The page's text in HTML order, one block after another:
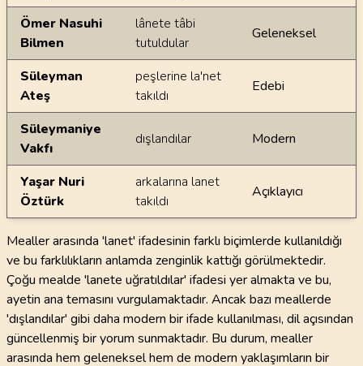
Ömer Nasuhi
Bilmen
lânete tâbi
tutuldular
Geleneksel
Süleyman
Ateş
peşlerine la'net
takıldı
Edebi
Süleymaniye
Vakfı
dışlandılar Modern
Yaşar Nuri
Öztürk
arkalarına lanet
takıldı
Açıklayıcı
Mealler arasında 'lanet' ifadesinin farklı biçimlerde kullanıldığı
ve bu farklılıkların anlamda zenginlik kattığı görülmektedir.
Çoğu mealde 'lanete uğratıldılar' ifadesi yer almakta ve bu,
ayetin ana temasını vurgulamaktadır. Ancak bazı meallerde
'dışlandılar' gibi daha modern bir ifade kullanılması, dil açısından
güncellenmiş bir yorum sunmaktadır. Bu durum, mealler
arasında hem geleneksel hem de modern yaklaşımların bir